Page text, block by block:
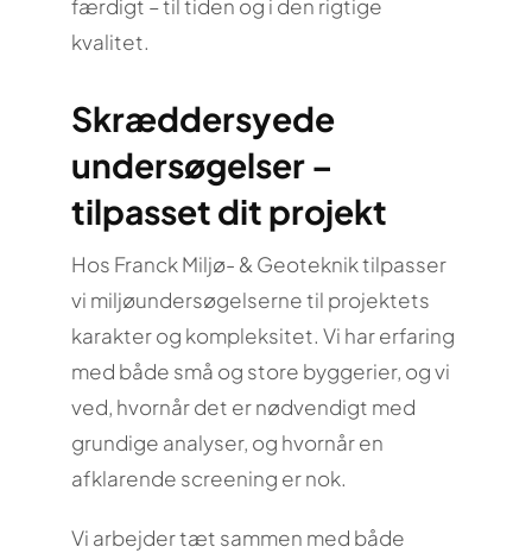
færdigt – til tiden og i den rigtige
kvalitet.
Skræddersyede
undersøgelser –
tilpasset dit projekt
Hos Franck Miljø- & Geoteknik tilpasser
vi miljøundersøgelserne til projektets
karakter og kompleksitet. Vi har erfaring
med både små og store byggerier, og vi
ved, hvornår det er nødvendigt med
grundige analyser, og hvornår en
afklarende screening er nok.
Vi arbejder tæt sammen med både